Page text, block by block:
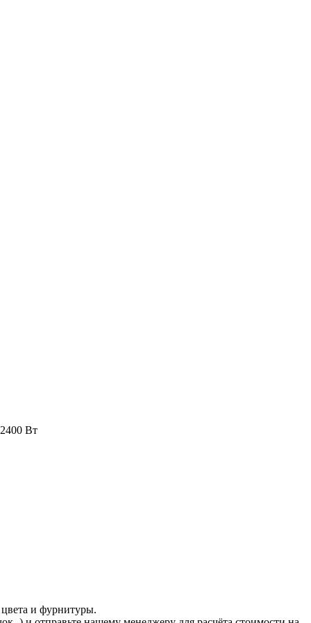
Вт
цвета и фурнитуры.